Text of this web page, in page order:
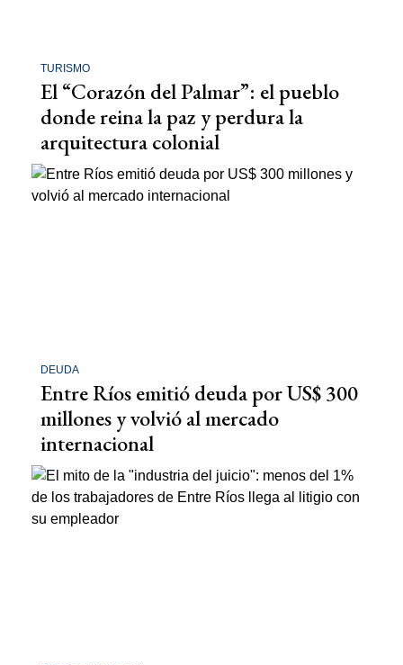
TURISMO
El “Corazón del Palmar”: el pueblo
donde reina la paz y perdura la
arquitectura colonial
DEUDA
Entre Ríos emitió deuda por US$ 300
millones y volvió al mercado
internacional